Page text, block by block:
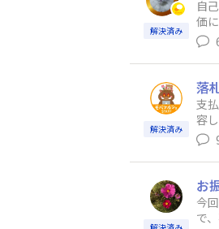
で
解決済み
自己
価について
「
他 特記
ンセル
け
解決済み
落
支
容
お
今
で